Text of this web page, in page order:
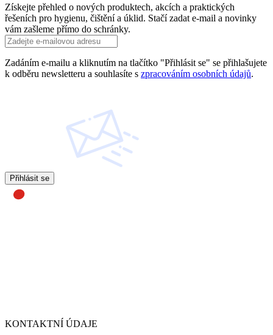
Získejte přehled o nových produktech, akcích a praktických
řešeních pro hygienu, čištění a úklid. Stačí zadat e-mail a novinky
vám zašleme přímo do schránky.
Zadáním e-mailu a kliknutím na tlačítko "Přihlásit se" se přihlašujete
k odběru newsletteru a souhlasíte s zpracováním osobních údajů.
Přihlásit se
KONTAKTNÍ ÚDAJE